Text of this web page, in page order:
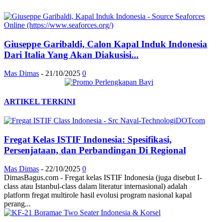
Giuseppe Garibaldi, Calon Kapal Induk Indonesia
Dari Italia Yang Akan Diakusisi...
Mas Dimas - 21/10/2025 0
ARTIKEL TERKINI
Fregat Kelas ISTIF Indonesia: Spesifikasi,
Persenjataan, dan Perbandingan Di Regional
Mas Dimas - 22/10/2025 0
DimasBagus.com - Fregat kelas ISTIF Indonesia (juga disebut I-
class atau Istanbul-class dalam literatur internasional) adalah
platform fregat multirole hasil evolusi program nasional kapal
perang...